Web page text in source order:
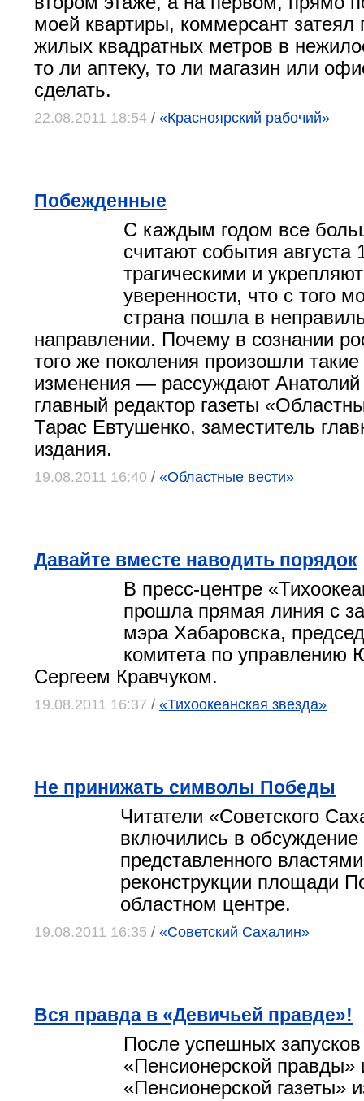
моей квартиры, коммерсант затеял
жилых квадратных метров в
то ли аптеку, то ли магазин или
сделать.
22.08.2011 18:54 / «Красноярский рабочий»
Побежденные
С каждым годом все
считают события августа
трагическими и
уверенности, что с того
страна пошла в
направлении. Почему в сознании
того же поколения произошли
изменения — рассуждают
главный редактор газеты
Тарас Евтушенко, заместитель
издания.
19.08.2011 16:40 / «Областные вести»
Давайте вместе наводить порядок
В пресс-центре
прошла прямая линия с
мэра Хабаровска,
комитета по управлению
Сергеем Кравчуком.
19.08.2011 16:37 / «Тихоокеанская звезда»
Не принижать символы Победы
Читатели «Советского
включились в обсуждение
представленного
реконструкции площади
областном центре.
19.08.2011 16:35 / «Советский Сахалин»
Вся правда в «Девичьей правде»!
После успешных запусков
«Пенсионерской правды»
«Пенсионерской газеты»